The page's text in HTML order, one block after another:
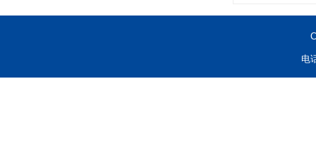
电